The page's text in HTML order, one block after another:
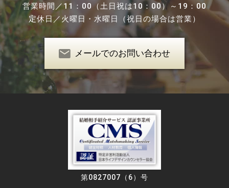
営業時間／11：00（土日祝は10：00）～19：00
定休日／火曜日・水曜日（祝日の場合は営業）
メールでのお問い合わせ
第0827007（6）号